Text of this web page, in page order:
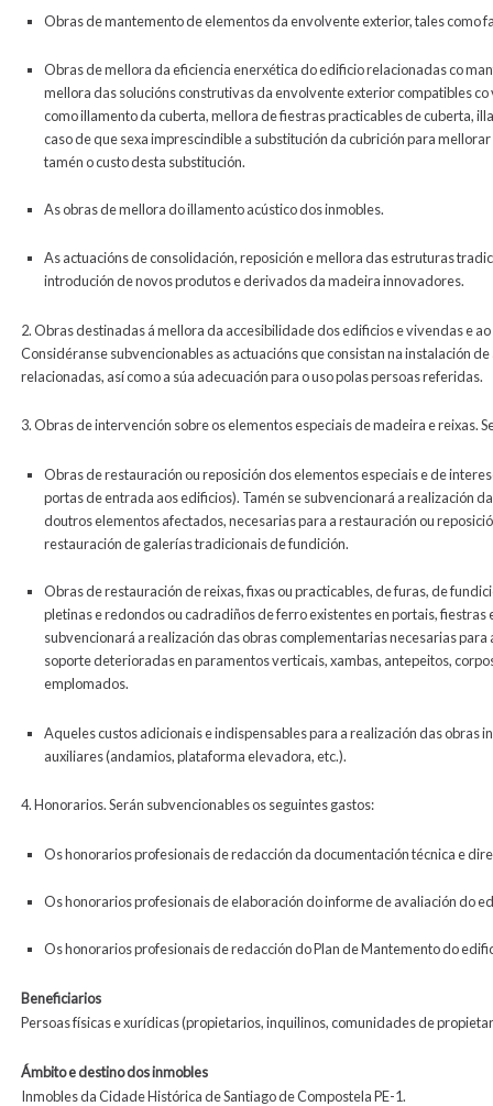
Obras de mantemento de elementos da envolvente exterior, tales como
Obras de mellora da eficiencia enerxética do edificio relacionadas co
mellora das solucións construtivas da envolvente exterior compatibles
como illamento da cuberta, mellora de fiestras practicables de cuberta,
caso de que sexa imprescindible a substitución da cubrición para
tamén o custo desta substitución.
As obras de mellora do illamento acústico dos inmobles.
As actuacións de consolidación, reposición e mellora das estruturas
introdución de novos produtos e derivados da madeira innovadores.
2. Obras destinadas á mellora da accesibilidade dos edificios e vivendas e
Considéranse subvencionables as actuacións que consistan na instalación
relacionadas, así como a súa adecuación para o uso polas persoas referidas.
3. Obras de intervención sobre os elementos especiais de madeira e reixas.
Obras de restauración ou reposición dos elementos especiais e de
portas de entrada aos edificios). Tamén se subvencionará a realización
doutros elementos afectados, necesarias para a restauración ou
restauración de galerías tradicionais de fundición.
Obras de restauración de reixas, fixas ou practicables, de furas, de
pletinas e redondos ou cadradiños de ferro existentes en portais, fiestras
subvencionará a realización das obras complementarias necesarias
soporte deterioradas en paramentos verticais, xambas, antepeitos,
emplomados.
Aqueles custos adicionais e indispensables para a realización das obras
auxiliares (andamios, plataforma elevadora, etc.).
4. Honorarios. Serán subvencionables os seguintes gastos:
Os honorarios profesionais de redacción da documentación técnica e
Os honorarios profesionais de elaboración do informe de avaliación do
Os honorarios profesionais de redacción do Plan de Mantemento do
Beneficiarios
Persoas físicas e xurídicas (propietarios, inquilinos, comunidades de
Ámbito e destino dos inmobles
Inmobles da Cidade Histórica de Santiago de Compostela PE-1.